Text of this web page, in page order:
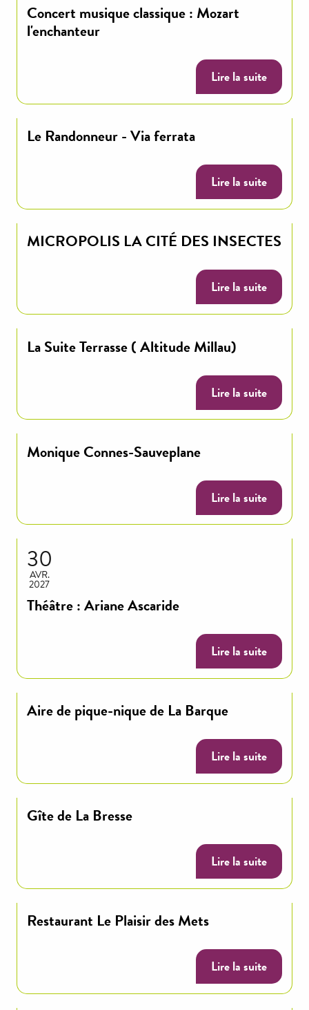
Concert musique classique : Mozart
l'enchanteur
Lire la suite
Le Randonneur - Via ferrata
Lire la suite
MICROPOLIS LA CITÉ DES INSECTES
Lire la suite
La Suite Terrasse ( Altitude Millau)
Lire la suite
Monique Connes-Sauveplane
Lire la suite
30
AVR.
2027
Théâtre : Ariane Ascaride
Lire la suite
Aire de pique-nique de La Barque
Lire la suite
Gîte de La Bresse
Lire la suite
Restaurant Le Plaisir des Mets
Lire la suite